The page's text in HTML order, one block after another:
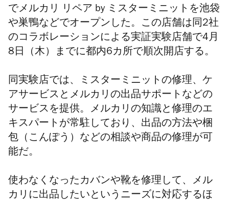
でメルカリ リペア by ミスターミニットを池袋
や巣鴨など でオープンした。この店舗は同2社
のコラボレーションによる実証実験店舗で4月
8日（木）までに都内6カ所で順次開店する。
同実験店では、ミスターミニットの修理、ケ
アサービスとメルカリの出品サポートなどの
サービスを提供。メルカリの知識と修理のエ
キスパートが常駐しており、出品の方法や梱
包 （こんぽう） などの相談や商品の修理が可
能だ。
使わなくなったカバンや靴を修理して、メル
カリに出品したいというニーズに対応するほ